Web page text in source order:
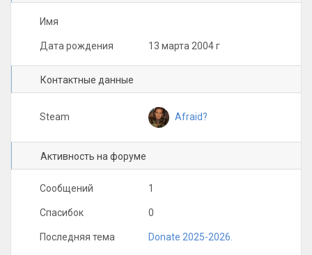
Имя
Дата рождения 13 марта 2004 г
Контактные данные
Steam Afraid?
Активность на форуме
Сообщений 1
Спасибок 0
Последняя тема Donate 2025-2026.